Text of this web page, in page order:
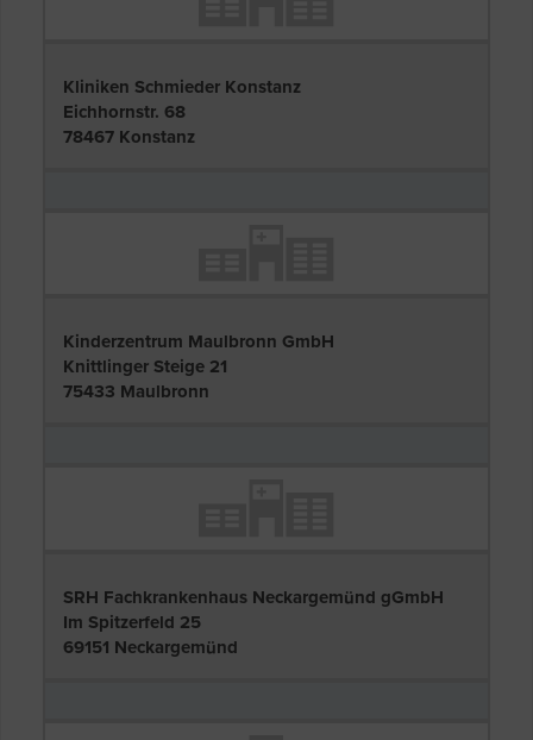
Kliniken Schmieder Konstanz
Eichhornstr. 68
78467 Konstanz
Kinderzentrum Maulbronn GmbH
Knittlinger Steige 21
75433 Maulbronn
SRH Fachkrankenhaus Neckargemünd gGmbH
Im Spitzerfeld 25
69151 Neckargemünd